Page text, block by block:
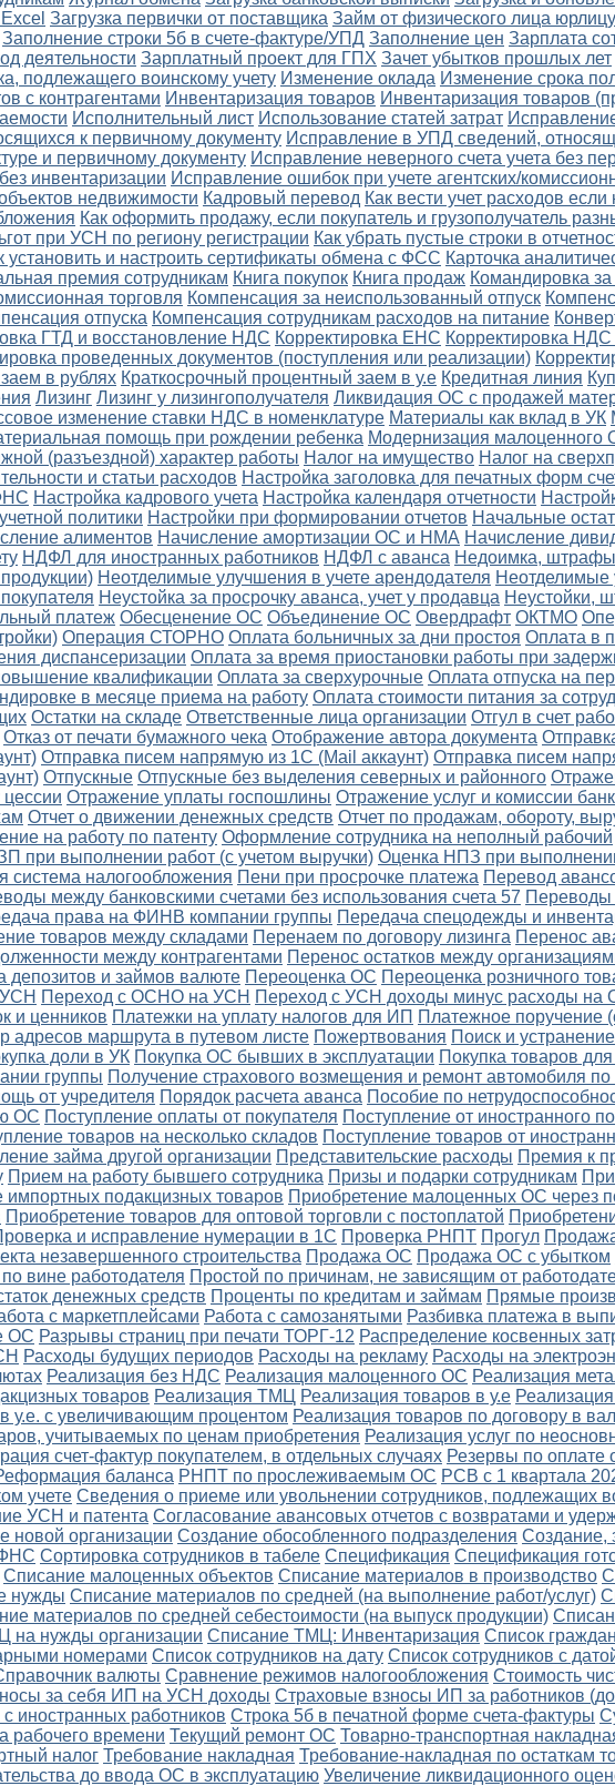
Загрузка первички от поставщика Займ от физического лица юрлицу
Заполнение строки 5б в счете-фактуре/УПД Заполнение цен Зарплата
деятельности Зарплатный проект для ГПХ Зачет убытков прошлых лет
подлежащего воинскому учету Изменение оклада Изменение срока
с контрагентами Инвентаризация товаров Инвентаризация товаров
Исполнительный лист Использование статей затрат
к первичному документу Исправление в УПД сведений,
и первичному документу Исправление неверного счета учета без
инвентаризации Исправление ошибок при учете агентских/
недвижимости Кадровый перевод Как вести учет расходов если
Как оформить продажу, если покупатель и грузополучатель
при УСН по региону регистрации Как убрать пустые строки в
установить и настроить сертификаты обмена с ФСС Карточка
премия сотрудникам Книга покупок Книга продаж Командировка
торговля Компенсация за неиспользованный отпуск
отпуска Компенсация сотрудникам расходов на питание
ГТД и восстановление НДС Корректировка ЕНС Корректировка
проведенных документов (поступления или реализации)
в рублях Краткосрочный процентный заем в у.е Кредитная линия
Лизинг Лизинг у лизингополучателя Ликвидация ОС с продажей
изменение ставки НДС в номенклатуре Материалы как вклад в УК
помощь при рождении ребенка Модернизация малоценного
(разъездной) характер работы Налог на имущество Налог на
и статьи расходов Настройка заголовка для печатных форм
Настройка кадрового учета Настройка календаря отчетности
политики Настройки при формировании отчетов Начальные
алиментов Начисление амортизации ОС и НМА Начисление
НДФЛ для иностранных работников НДФЛ с аванса Недоимка,
Неотделимые улучшения в учете арендодателя Неотделимые
Неустойка за просрочку аванса, учет у продавца Неустойки,
платеж Обесценение ОС Объединение ОС Овердрафт ОКТМО
Операция СТОРНО Оплата больничных за дни простоя Оплата в
диспансеризации Оплата за время приостановки работы при
квалификации Оплата за сверхурочные Оплата отпуска на
в месяце приема на работу Оплата стоимости питания за
Остатки на складе Ответственные лица организации Отгул в счет
Отказ от печати бумажного чека Отображение автора документа
Отправка писем напрямую из 1С (Mail аккаунт) Отправка писем
Отпускные Отпускные без выделения северных и районного
Отражение уплаты госпошлины Отражение услуг и комиссии
Отчет о движении денежных средств Отчет по продажам, обороту,
на работу по патенту Оформление сотрудника на неполный рабочий
при выполнении работ (с учетом выручки) Оценка НПЗ при
система налогообложения Пени при просрочке платежа Перевод
между банковскими счетами без использования счета 57 Переводы
права на ФИНВ компании группы Передача спецодежды и
товаров между складами Перенаем по договору лизинга Перенос
между контрагентами Перенос остатков между
депозитов и займов валюте Переоценка ОС Переоценка розничного
Переход с ОСНО на УСН Переход с УСН доходы минус расходы
и ценников Платежки на уплату налогов для ИП Платежное поручение
адресов маршрута в путевом листе Пожертвования Поиск и
доли в УК Покупка ОС бывших в эксплуатации Покупка товаров
группы Получение страхового возмещения и ремонт автомобиля
от учредителя Порядок расчета аванса Пособие по
ОС Поступление оплаты от покупателя Поступление от иностранного
товаров на несколько складов Поступление товаров от
займа другой организации Представительские расходы Премия к
Прием на работу бывшего сотрудника Призы и подарки сотрудникам
импортных подакцизных товаров Приобретение малоценных ОС через
Приобретение товаров для оптовой торговли с постоплатой
и исправление нумерации в 1С Проверка РНПТ Прогул
незавершенного строительства Продажа ОС Продажа ОС с убытком
вине работодателя Простой по причинам, не зависящим от
денежных средств Проценты по кредитам и займам Прямые
с маркетплейсами Работа с самозанятыми Разбивка платежа в
ОС Разрывы страниц при печати ТОРГ-12 Распределение косвенных
Расходы будущих периодов Расходы на рекламу Расходы на
Реализация без НДС Реализация малоценного ОС Реализация
товаров Реализация ТМЦ Реализация товаров в у.е
у.е. с увеличивающим процентом Реализация товаров по договору в
учитываемых по ценам приобретения Реализация услуг по
счет-фактур покупателем, в отдельных случаях Резервы по оплате
баланса РНПТ по прослеживаемым ОС РСВ с 1 квартала
учете Сведения о приеме или увольнении сотрудников, подлежащих
УСН и патента Согласование авансовых отчетов с возвратами и
новой организации Создание обособленного подразделения
ФНС Сортировка сотрудников в табеле Спецификация Спецификация
Списание малоценных объектов Списание материалов в производство
нужды Списание материалов по средней (на выполнение работ/услуг)
материалов по средней себестоимости (на выпуск продукции)
на нужды организации Списание ТМЦ: Инвентаризация Список
номерами Список сотрудников на дату Список сотрудников с
валюты Сравнение режимов налогообложения Стоимость
за себя ИП на УСН доходы Страховые взносы ИП за работников
иностранных работников Строка 5б в печатной форме счета-фактуры
рабочего времени Текущий ремонт ОС Товарно-транспортная
налог Требование накладная Требование-накладная по остаткам
до ввода ОС в эксплуатацию Увеличение ликвидационного